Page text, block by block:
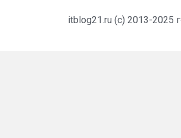
itblog21.ru (c) 2013-2025